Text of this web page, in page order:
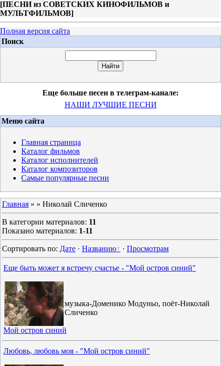
[ПЕСНИ из СОВЕТСКИХ КИНОФИЛЬМОВ и
МУЛЬТФИЛЬМОВ]
Полная версия сайта
Поиск
Еще больше песен в телеграм-канале:
НАШИ ЛУЧШИЕ ПЕСНИ
Меню сайта
Главная страница
Каталог фильмов
Каталог исполнителей
Каталог композиторов
Самые популярные песни
Главная » » Николай Сличенко
В категории материалов: 11
Показано материалов: 1-11
Сортировать по: Дате · Названию · Просмотрам
Еще быть может я встречу счастье - "Мой остров синий"
музыка-Доменико Модуньо, поёт-Николай
Сличенко
Мой остров синий
Любовь, любовь моя - "Мой остров синий"